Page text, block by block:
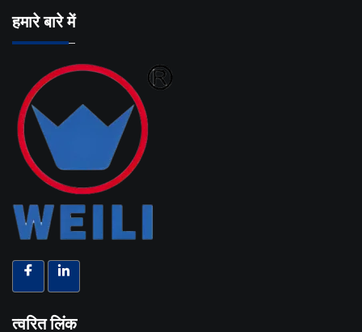
हमारे बारे में
त्वरित लिंक